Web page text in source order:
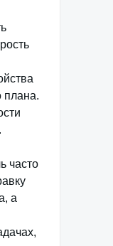
плана.
часто
а